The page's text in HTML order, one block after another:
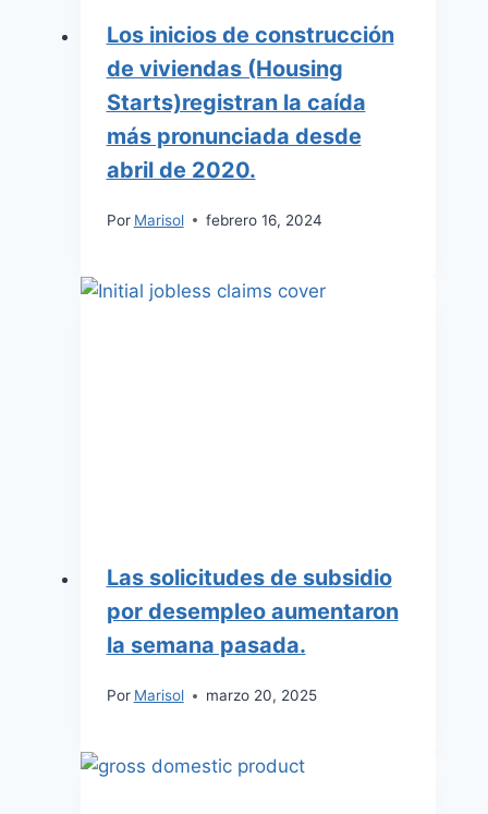
Los inicios de construcción
de viviendas (Housing
Starts)registran la caída
más pronunciada desde
abril de 2020.
Por Marisol febrero 16, 2024
Las solicitudes de subsidio
por desempleo aumentaron
la semana pasada.
Por Marisol marzo 20, 2025